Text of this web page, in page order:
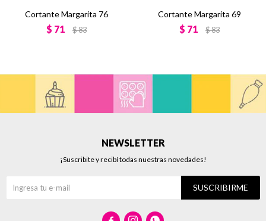
Cortante Margarita 76
$ 71 $83
Cortante Margarita 69
$ 71 $83
NEWSLETTER
¡Suscribite y recibí todas nuestras novedades!
SUSCRIBIRME